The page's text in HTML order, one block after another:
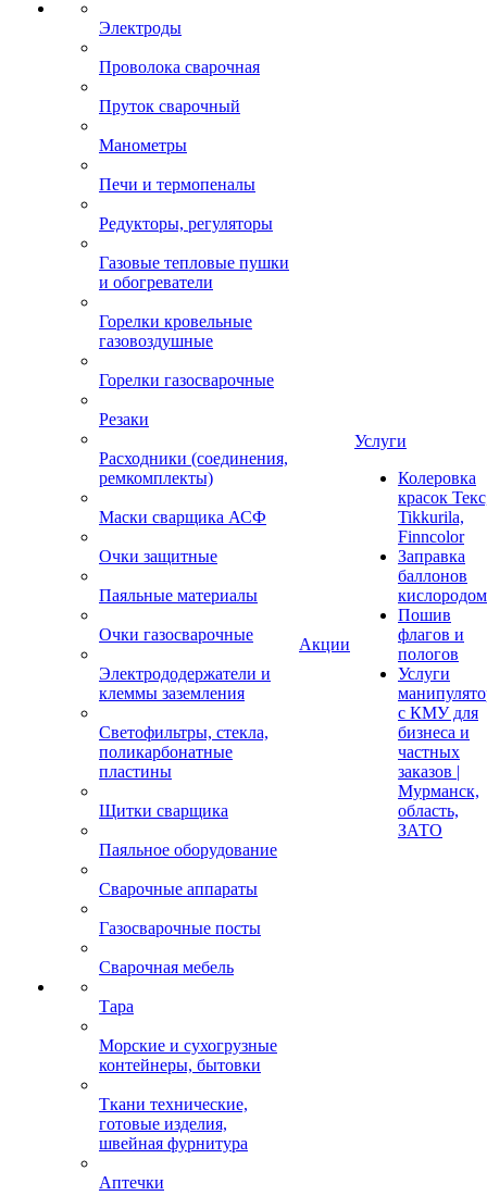
Электроды
Проволока сварочная
Пруток сварочный
Манометры
Печи и термопеналы
Редукторы, регуляторы
Газовые тепловые пушки
и обогреватели
Горелки кровельные
газовоздушные
Горелки газосварочные
Резаки
Расходники (соединения,
ремкомплекты)
Маски сварщика АСФ
Очки защитные
Паяльные материалы
Очки газосварочные
Электрододержатели и
клеммы заземления
Светофильтры, стекла,
поликарбонатные
пластины
Щитки сварщика
Паяльное оборудование
Сварочные аппараты
Газосварочные посты
Сварочная мебель
Тара
Морские и сухогрузные
контейнеры, бытовки
Ткани технические,
готовые изделия,
швейная фурнитура
Аптечки
Акции
Услуги
Колеровка
красок
Tikkurila,
Finncolor
Заправка
баллонов
кислородом
Пошив
флагов и
пологов
Услуги
с КМУ для
бизнеса и
частных
заказов |
Мурманск,
область,
ЗАТО